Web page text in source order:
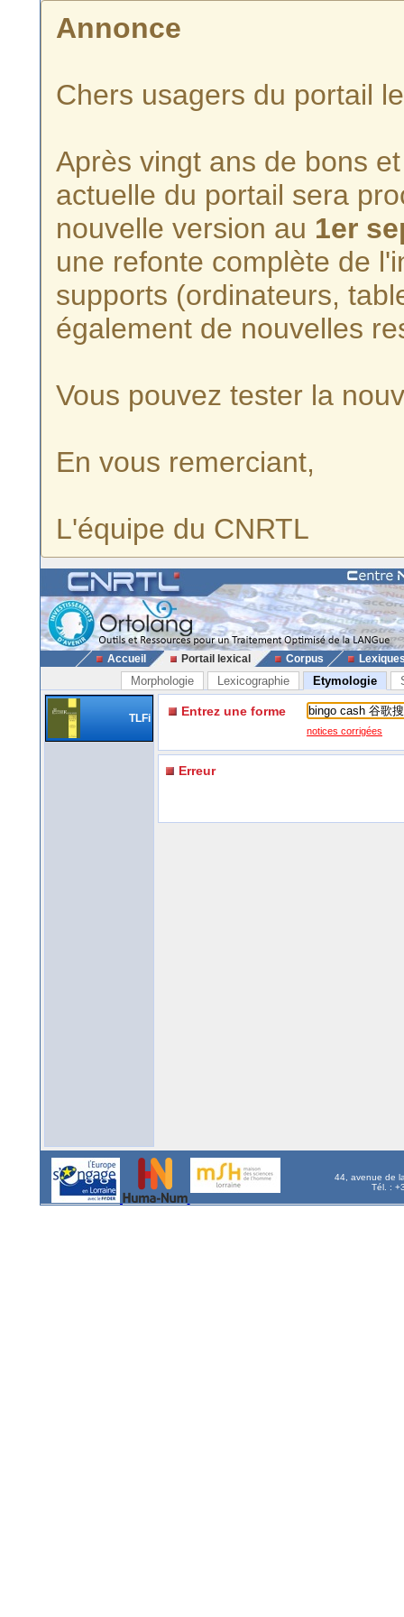
Annonce
Chers usagers du portail
Après vingt ans de bons
actuelle du portail sera
nouvelle version au 1er
une refonte complète de
supports (ordinateurs,
également de nouvelles
Vous pouvez tester la
En vous remerciant,
L'équipe du CNRTL
Accueil Portail lexical Corpus
Morphologie Lexicographie Etymologie
TLFi Entrez une forme
notices corrigées
Erreur
44, avenue de
Tél. :